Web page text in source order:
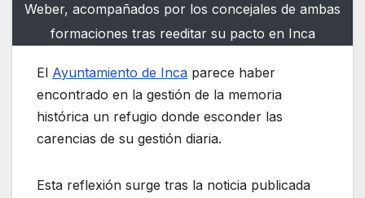
Weber, acompañados por los concejales de ambas
formaciones tras reeditar su pacto en Inca
El Ayuntamiento de Inca parece haber
encontrado en la gestión de la memoria
histórica un refugio donde esconder las
carencias de su gestión diaria.
Esta reflexión surge tras la noticia publicada